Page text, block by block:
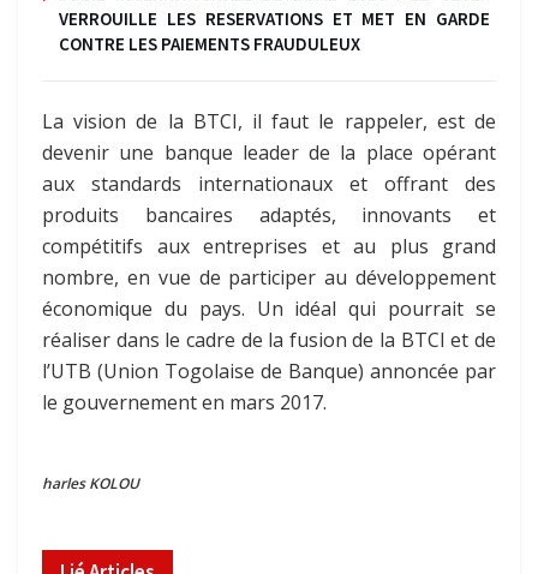
VERROUILLE LES RESERVATIONS ET MET EN GARDE
CONTRE LES PAIEMENTS FRAUDULEUX
La vision de la BTCI, il faut le rappeler, est de
devenir une banque leader de la place opérant
aux standards internationaux et offrant des
produits bancaires adaptés, innovants et
compétitifs aux entreprises et au plus grand
nombre, en vue de participer au développement
économique du pays. Un idéal qui pourrait se
réaliser dans le cadre de la fusion de la BTCI et de
l’UTB (Union Togolaise de Banque) annoncée par
le gouvernement en mars 2017.
harles KOLOU